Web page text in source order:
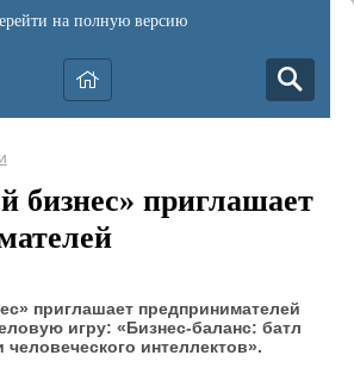
на полную версию
бизнес» приглашает
приглашает предпринимателей
игру: «Бизнес-баланс: батл
человеческого интеллектов».